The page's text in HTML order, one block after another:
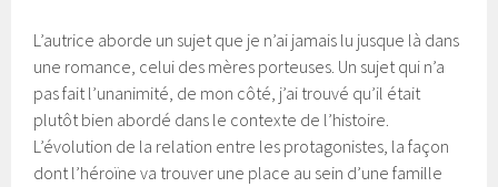
L’autrice aborde un sujet que je n’ai jamais lu jusque là dans
une romance, celui des mères porteuses. Un sujet qui n’a
pas fait l’unanimité, de mon côté, j’ai trouvé qu’il était
plutôt bien abordé dans le contexte de l’histoire.
L’évolution de la relation entre les protagonistes, la façon
dont l’héroïne va trouver une place au sein d’une famille